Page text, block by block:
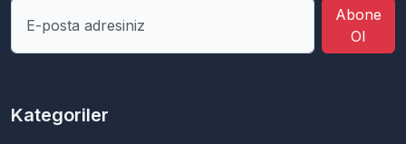
Abone
Ol
Kategoriler